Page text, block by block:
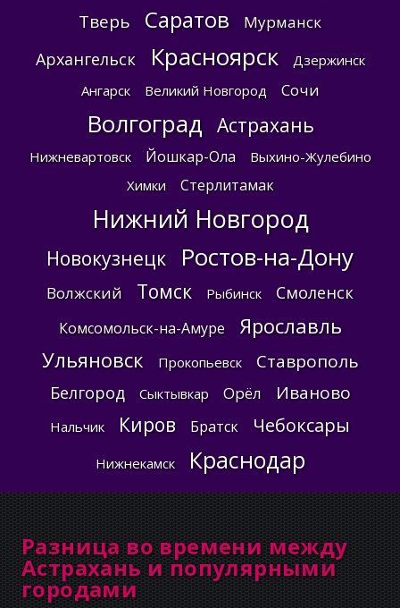
Тверь Саратов Мурманск
Архангельск Красноярск
Дзержинск
Ангарск
Великий Новгород Сочи
Волгоград Астрахань
Нижневартовск Йошкар-Ола
Выхино-Жулебино
Химки
Стерлитамак
Нижний Новгород
Новокузнецк Ростов-на-Дону
Волжский Томск Рыбинск Смоленск
Комсомольск-на-Амуре
Ярославль
Ульяновск
Прокопьевск Ставрополь
Белгород Сыктывкар Орёл Иваново
Нальчик Киров Братск Чебоксары
Нижнекамск Краснодар
Разница во времени между
Астрахань и популярными
городами